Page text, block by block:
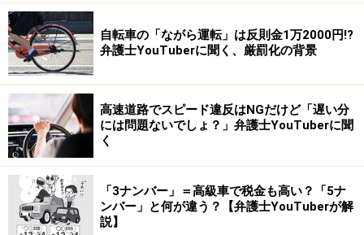
証券取引法という株式などの証券の取引のルールを定め
ている法律があるのですが、その証券取引法では、内部
者しか知りえない情報を利用して行う株式売買を禁止し
ています。この取引をインサイダー取引といいます。こ
のルールに違反すると３年以下の懲役または３００万円
以下の罰金が科せられてしまうんです。
インサイダー情報ってなに？
では、内部者しか知りえない情報を「
自転車の「ながら運転」は反則金1万2000円!?
弁護士YouTuberに聞く、厳罰化の背景
高速道路でスピード違反はNGだけど「遅い分
には問題ないでしょ？」弁護士YouTuberに聞
く
「3ナンバー」＝高級車で税金も高い？「5ナ
ンバー」と何が違う？【弁護士YouTuberが解
説】